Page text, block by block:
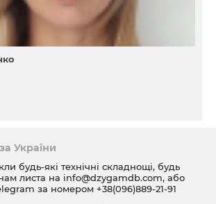
України
будь-які технічні складнощі, будь
листа на info@dzygamdb.com, або
за номером +38(096)889-21-91